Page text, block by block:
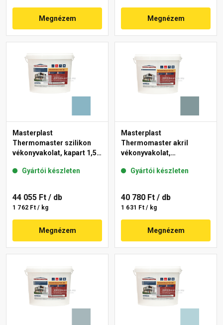
Megnézem Megnézem
Masterplast
Thermomaster szilikon
vékonyvakolat, kapart 1,5
Gyártói készleten
44 055 Ft / db
1 762 Ft / kg
Megnézem
Masterplast
Thermomaster akril
vékonyvakolat,
39-C 25 kg
Gyártói készleten
40 780 Ft / db
1 631 Ft / kg
Megnézem